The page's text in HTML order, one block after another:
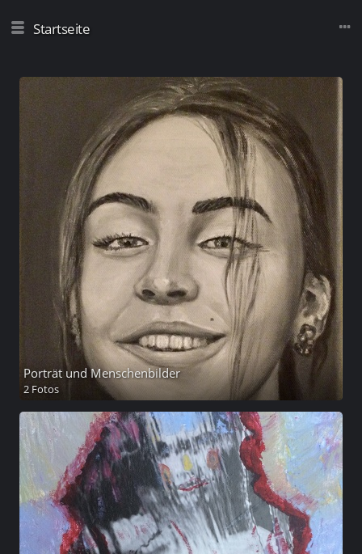
Startseite
Porträt und Menschenbilder
2 Fotos